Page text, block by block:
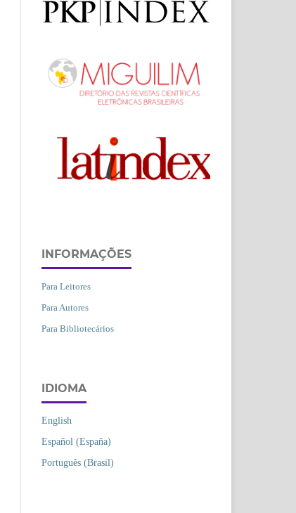
INFORMAÇÕES
Para Leitores
Para Autores
Para Bibliotecários
IDIOMA
English
Español (España)
Português (Brasil)